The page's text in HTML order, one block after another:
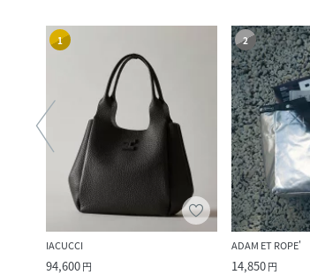
1
IACUCCI
94,600円
2
ADAM ET ROPE'
14,850円